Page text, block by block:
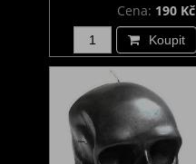
Cena: 190 Kč
Koupit